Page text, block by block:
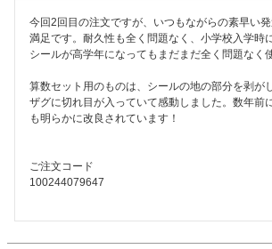
今回2回目の注文ですが、いつもながらの素早い
満足です。耐久性も全く問題なく、小学校入学時
シールが高学年になってもまだまだ全く問題なく
算数セット用のものは、シールの地の部分を剥が
ザグに切れ目が入っていて感動しました。数年前
も明らかに改良されています！
ご注文コード
100244079647